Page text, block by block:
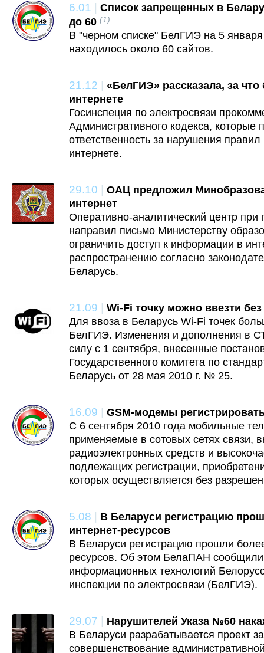
6.01 | Список запрещенных в
до 60 (1)
В "черном списке" БелГИЭ на 5
находилось около 60 сайтов.
21.12 | «БелГИЭ» рассказала, за
интернете
Госинспеция по электросвязи
Административного кодекса, которые
ответственность за нарушения
интернете.
29.10 | ОАЦ предложил
интернет
Оперативно-аналитический центр при
направил письмо Министерству
ограничить доступ к информации в
распространению согласно
Беларусь.
21.09 | Wi-Fi точку можно ввезти
Для ввоза в Беларусь Wi-Fi точек
БелГИЭ. Изменения и дополнения в
силу с 1 сентября, внесенные
Государственного комитета по
Беларусь от 28 мая 2010 г. № 25.
16.09 | GSM-модемы
C 6 сентября 2010 года мобильные
применяемые в сотовых сетях связи,
радиоэлектронных средств и
подлежащих регистрации,
которых осуществляется без
5.08 | В Беларуси регистрацию
интернет-ресурсов
В Беларуси регистрацию прошли
ресурсов. Об этом БелаПАН сообщили
информационных технологий
инспекции по электросвязи (БелГИЭ).
29.07 | Нарушителей Указа №60
В Беларуси разрабатывается проект
совершенствование